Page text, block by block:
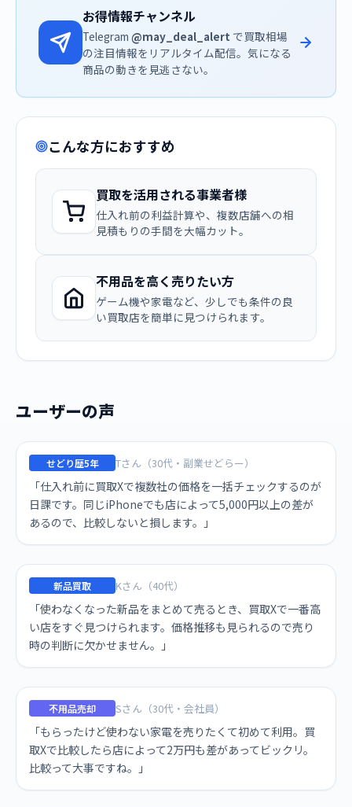
お得情報チャンネル
Telegram @may_deal_alert で買取相場
の注目情報をリアルタイム配信。気になる
商品の動きを見逃さない。
こんな方におすすめ
買取を活用される事業者様
仕入れ前の利益計算や、複数店舗への相
見積もりの手間を大幅カット。
不用品を高く売りたい方
ゲーム機や家電など、少しでも条件の良
い買取店を簡単に見つけられます。
ユーザーの声
せどり歴5年 Tさん（30代・副業せどらー）
「仕入れ前に買取Xで複数社の価格を一括チェックするのが
日課です。同じiPhoneでも店によって5,000円以上の差が
あるので、比較しないと損します。」
新品買取 Kさん（40代）
「使わなくなった新品をまとめて売るとき、買取Xで一番高
い店をすぐ見つけられます。価格推移も見られるので売り
時の判断に欠かせません。」
不用品売却 Sさん（30代・会社員）
「もらったけど使わない家電を売りたくて初めて利用。買
取Xで比較したら店によって2万円も差があってビックリ。
比較って大事ですね。」